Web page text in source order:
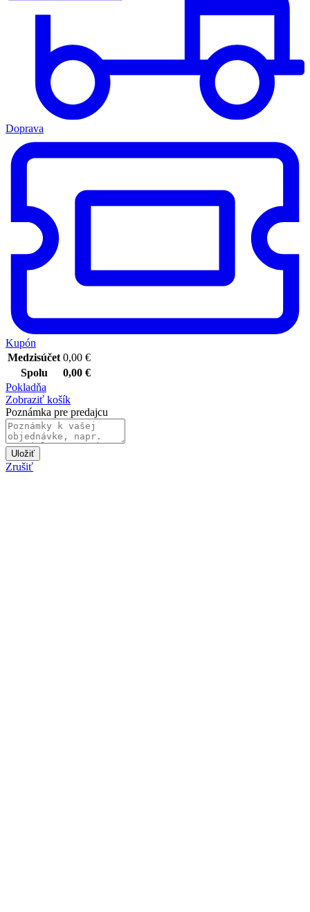
Doprava
Kupón
Medzisúčet 0,00 €
Spolu
0,00 €
Pokladňa
Zobraziť košík
Poznámka pre predajcu
Uložiť
Zrušiť